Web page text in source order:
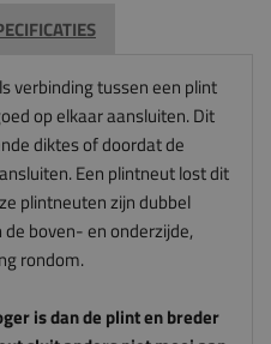
verbinding tussen een plint
op elkaar aansluiten. Dit
diktes of doordat de
Een plintneut lost dit
plintneuten zijn dubbel
boven- en onderzijde,
rondom.
is dan de plint en breder